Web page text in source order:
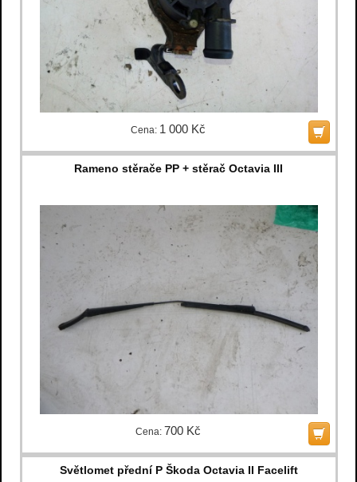
Cena: 1 000 Kč
Rameno stěrače PP + stěrač Octavia III
Cena: 700 Kč
Světlomet přední P Škoda Octavia II Facelift